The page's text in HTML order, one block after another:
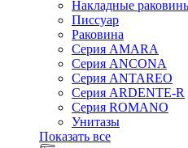
Накладные
Писсуар
Раковина
Серия AMARA
Серия ANCONA
Серия ANTAREO
Серия ARDENTE-R
Серия ROMANO
Унитазы
Показать все